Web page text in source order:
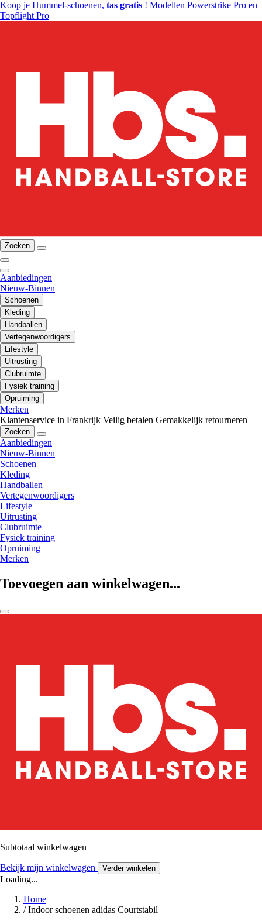
Koop je Hummel-schoenen, tas gratis ! Modellen Powerstrike Pro en
Topflight Pro
Zoeken
Aanbiedingen
Nieuw-Binnen
Schoenen
Kleding
Handballen
Vertegenwoordigers
Lifestyle
Uitrusting
Clubruimte
Fysiek training
Opruiming
Merken
Klantenservice in Frankrijk Veilig betalen Gemakkelijk retourneren
Zoeken
Aanbiedingen
Nieuw-Binnen
Schoenen
Kleding
Handballen
Vertegenwoordigers
Lifestyle
Uitrusting
Clubruimte
Fysiek training
Opruiming
Merken
Toevoegen aan winkelwagen...
Subtotaal winkelwagen
Bekijk mijn winkelwagen Verder winkelen
Loading...
Home
/ Indoor schoenen adidas Courtstabil